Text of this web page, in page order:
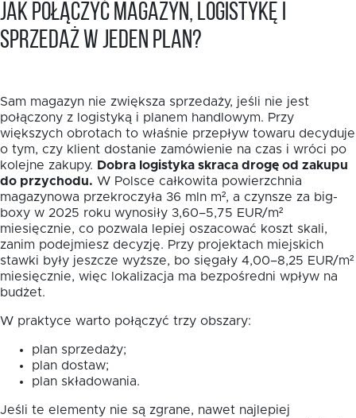
Jak połączyć magazyn, logistykę i
sprzedaż w jeden plan?
Sam magazyn nie zwiększa sprzedaży, jeśli nie jest
połączony z logistyką i planem handlowym. Przy
większych obrotach to właśnie przepływ towaru decyduje
o tym, czy klient dostanie zamówienie na czas i wróci po
kolejne zakupy. Dobra logistyka skraca drogę od zakupu
do przychodu. W Polsce całkowita powierzchnia
magazynowa przekroczyła 36 mln m², a czynsze za big-
boxy w 2025 roku wynosiły 3,60–5,75 EUR/m²
miesięcznie, co pozwala lepiej oszacować koszt skali,
zanim podejmiesz decyzję. Przy projektach miejskich
stawki były jeszcze wyższe, bo sięgały 4,00–8,25 EUR/m²
miesięcznie, więc lokalizacja ma bezpośredni wpływ na
budżet.
W praktyce warto połączyć trzy obszary:
plan sprzedaży;
plan dostaw;
plan składowania.
Jeśli te elementy nie są zgrane, nawet najlepiej